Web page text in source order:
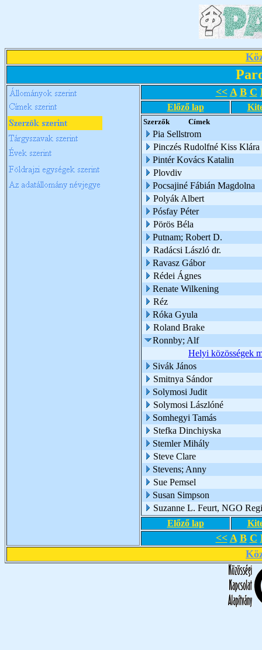
<< A B C
Előző lap
Szerzők Címek
Pia Sellstrom
Pinczés Rudolfné Kiss Klára
Pintér Kovács Katalin
Plovdiv
Pocsajiné Fábián Magdolna
Polyák Albert
Pósfay Péter
Pörös Béla
Putnam; Robert D.
Radácsi László dr.
Ravasz Gábor
Rédei Ágnes
Renate Wilkening
Réz
Róka Gyula
Roland Brake
Ronnby; Alf
Helyi közösségek
Sivák János
Smitnya Sándor
Solymosi Judit
Solymosi Lászlóné
Somhegyi Tamás
Stefka Dinchiyska
Stemler Mihály
Steve Clare
Stevens; Anny
Sue Pemsel
Susan Simpson
Suzanne L. Feurt, NGO
Előző lap
<< A B C